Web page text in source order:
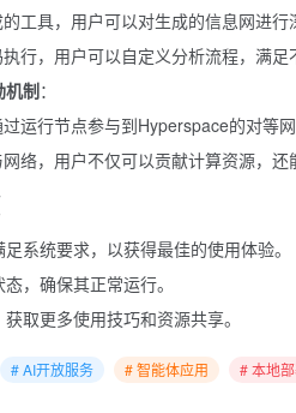
工具，用户可以对生成的信息网进行
行，用户可以自定义分析流程，满足
机制：
运行节点参与到Hyperspace的对等网
络，用户不仅可以贡献计算资源，还
系统要求，以获得最佳的使用体验。
，确保其正常运行。
取更多使用技巧和资源共享。
# AI开放服务 # 智能体应用 # 本地